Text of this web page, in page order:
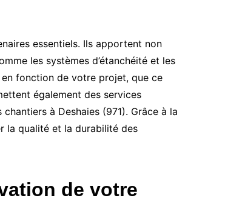
essentiels. Ils apportent non
les systèmes d’étanchéité et les
fonction de votre projet, que ce
également des services
à Deshaies (971). Grâce à la
la qualité et la durabilité des
de votre